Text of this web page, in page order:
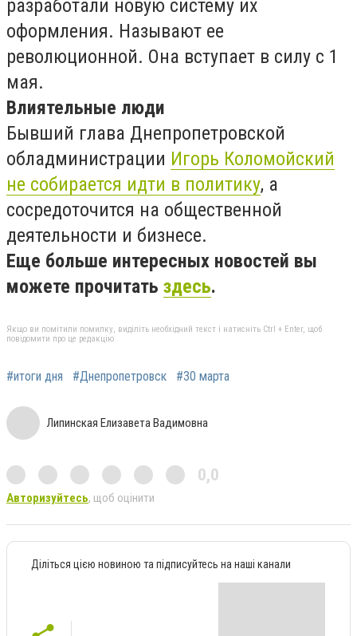
разработали новую систему их
оформления. Называют ее
революционной. Она вступает в силу с 1
мая.
Влиятельные люди
Бывший глава Днепропетровской
обладминистрации Игорь Коломойский
не собирается идти в политику, а
сосредоточится на общественной
деятельности и бизнесе.
Еще больше интересных новостей вы
можете прочитать здесь.
Якщо ви помітили помилку, виділіть необхідний текст і натисніть Ctrl + Enter, щоб
повідомити про це редакцію
#итоги дня #Днепропетровск #30 марта
Липинская Елизавета Вадимовна
0,0
Авторизуйтесь, щоб оцінити
Діліться цією новиною та підписуйтесь на наші канали